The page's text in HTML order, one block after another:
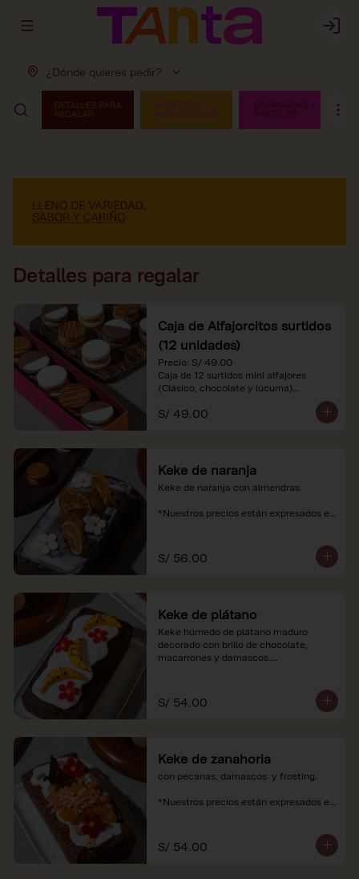
Abrir menu de navegación Login
¿Dónde quieres pedir?
Detalles para regalar
Caja de Alfajorcitos surtidos
(12 unidades)
Precio: S/ 49.00
Caja de 12 surtidos mini alfajores
(Clásico, chocolate y lúcuma)
*Nuestros precios están expresados en
S/ 49.00
Keke de naranja
Keke de naranja con almendras.
*Nuestros precios están expresados en
S/ 56.00
Keke de plátano
Keke húmedo de plátano maduro
decorado con brillo de chocolate,
macarrones y damascos.
soles e incluyen impuestos de ley y
recargo al consumo.
S/ 54.00
Keke de zanahoria
con pecanas, damascos  y frosting.
*Nuestros precios están expresados en
S/ 54.00